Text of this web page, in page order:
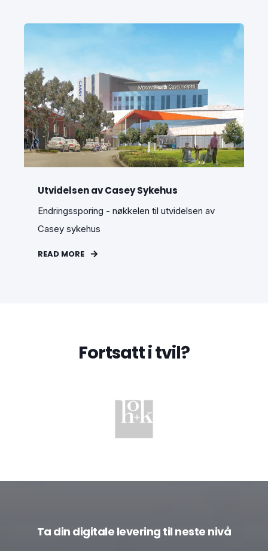
Utvidelsen av Casey Sykehus
Endringssporing - nøkkelen til utvidelsen av
Casey sykehus
READ MORE
Fortsatt i tvil?
Ta din digitale levering til neste nivå